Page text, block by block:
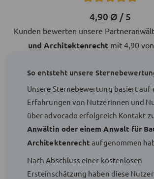
4,90 Ø / 5
Kunden bewerten unsere
und Architektenrecht mit 4,90
So entsteht unsere
Unsere Sternebewertung basiert auf
Erfahrungen von Nutzerinnen und
über advocado erfolgreich Kontakt
Anwältin oder einem Anwalt für
Architektenrecht aufgenommen
Nach Abschluss einer kostenlosen
Ersteinschätzung haben diese